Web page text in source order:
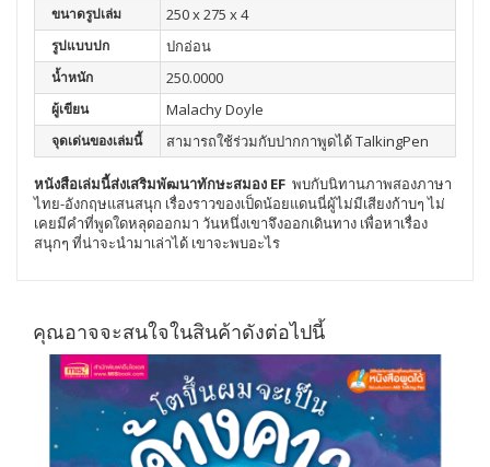
ขนาดรูปเล่ม 250 x 275 x 4
รูปแบบปก ปกอ่อน
น้ำหนัก 250.0000
ผู้เขียน Malachy Doyle
จุดเด่นของเล่มนี้ สามารถใช้ร่วมกับปากกาพูดได้ TalkingPen
หนังสือเล่มนี้ส่งเสริมพัฒนาทักษะสมอง EF พบกับนิทานภาพสองภาษา
ไทย-อังกฤษแสนสนุก เรื่องราวของเป็ดน้อยแดนนี่ผู้ไม่มีเสียงก้าบๆ ไม่
เคยมีคำที่พูดใดหลุดออกมา วันหนึ่งเขาจึงออกเดินทาง เพื่อหาเรื่อง
สนุกๆ ที่น่าจะนำมาเล่าได้ เขาจะพบอะไร
คุณอาจจะสนใจในสินค้าดังต่อไปนี้